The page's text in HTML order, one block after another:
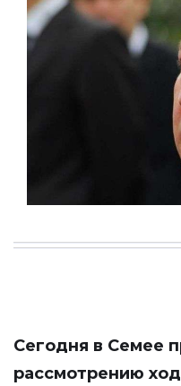
Сегодня в Семее
рассмотрению